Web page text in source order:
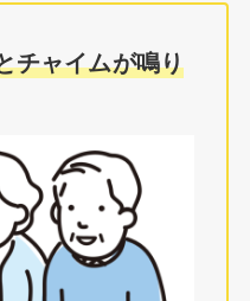
チャイムが鳴り